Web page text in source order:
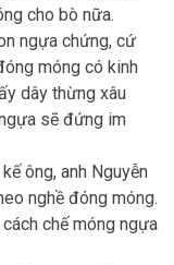
cho bò nữa.
ngựa chứng, cứ
móng có kinh
dây thừng xâu
sẽ đứng im
ông, anh Nguyễn
nghề đóng móng.
chế móng ngựa